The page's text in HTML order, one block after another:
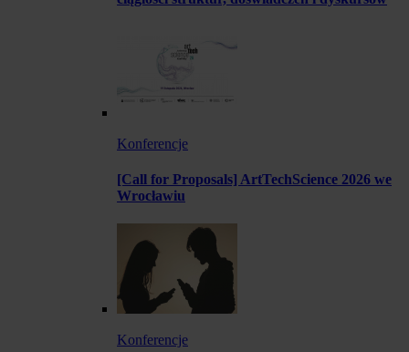
Konferencje
[Call for Proposals] ArtTechScience 2026 we
Wrocławiu
Konferencje